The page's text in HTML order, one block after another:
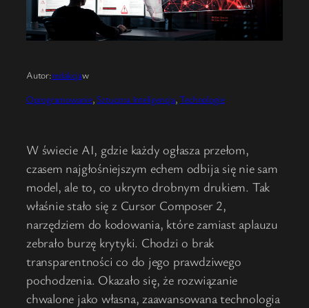
Autor:redakcjaw
Oprogramowanie, Sztuczna Inteligencja, Technologie
W świecie AI, gdzie każdy ogłasza przełom,
czasem najgłośniejszym echem odbija się nie sam
model, ale to, co ukryto drobnym drukiem. Tak
właśnie stało się z Cursor Composer 2,
narzędziem do kodowania, które zamiast aplauzu
zebrało burzę krytyki. Chodzi o brak
transparentności co do jego prawdziwego
pochodzenia. Okazało się, że rozwiązanie
chwalone jako własna, zaawansowana technologia